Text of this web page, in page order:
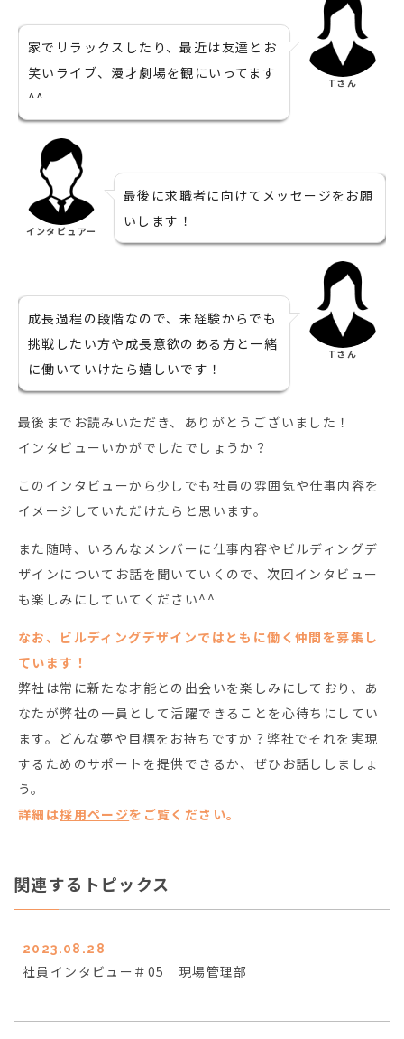
家でリラックスしたり、最近は友達とお
笑いライブ、漫才劇場を観にいってます
^^
Tさん
インタビュアー
最後に求職者に向けてメッセージをお願
いします！
成長過程の段階なので、未経験からでも
挑戦したい方や成長意欲のある方と一緒
に働いていけたら嬉しいです！
Tさん
最後までお読みいただき、ありがとうございました！
インタビューいかがでしたでしょうか？
このインタビューから少しでも社員の雰囲気や仕事内容を
イメージしていただけたらと思います。
また随時、いろんなメンバーに仕事内容やビルディングデ
ザインについてお話を聞いていくので、次回インタビュー
も楽しみにしていてください^^
なお、ビルディングデザインではともに働く仲間を募集し
ています！
弊社は常に新たな才能との出会いを楽しみにしており、あ
なたが弊社の一員として活躍できることを心待ちにしてい
ます。どんな夢や目標をお持ちですか？弊社でそれを実現
するためのサポートを提供できるか、ぜひお話ししましょ
う。
詳細は採用ページをご覧ください。
関連するトピックス
2023.08.28
社員インタビュー＃05 現場管理部